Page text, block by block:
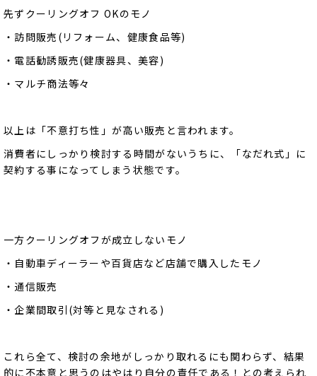
先ずクーリングオフ OKのモノ
・訪問販売(リフォーム、健康食品等)
・電話勧誘販売(健康器具、美容)
・マルチ商法等々
以上は「不意打ち性」が高い販売と言われます。
消費者にしっかり検討する時間がないうちに、「なだれ式」に
契約する事になってしまう状態です。
一方クーリングオフが成立しないモノ
・自動車ディーラーや百貨店など店舗で購入したモノ
・通信販売
・企業間取引(対等と見なされる)
これら全て、検討の余地がしっかり取れるにも関わらず、結果
的に不本意と思うのはやはり自分の責任である！との考えられ